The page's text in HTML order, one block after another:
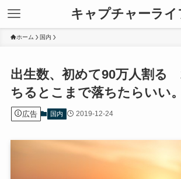
キャプチャーライ
ホーム 国内
出生数、初めて90万人割
ちるとこまで落ちたらいい。
広告 国内 2019-12-24